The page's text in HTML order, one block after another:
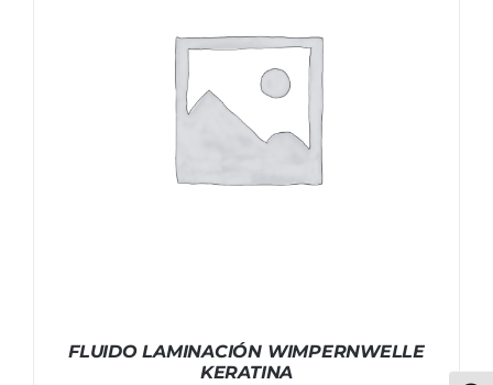
FLUIDO LAMINACIÓN WIMPERNWELLE
KERATINA